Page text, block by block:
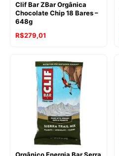
Clif Bar ZBar Orgânica
Chocolate Chip 18 Bares –
648g
R$279,01